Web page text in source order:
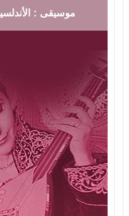
موسيقى :